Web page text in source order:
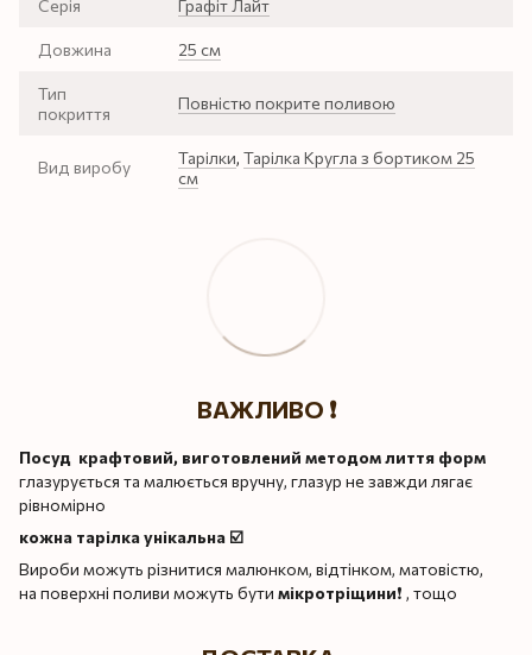
Серія Графіт Лайт
Довжина 25 см
Тип
покриття
Повністю покрите поливою
Вид виробу Тарілки, Тарілка Кругла з бортиком 25
см
ВАЖЛИВО ❗️
Посуд крафтовий, виготовлений методом лиття форм
глазурується та малюється вручну, глазур не завжди лягає
рівномірно
кожна тарілка унікальна ☑️
Вироби можуть різнитися малюнком, відтінком, матовістю,
на поверхні поливи можуть бути мікротріщини❗️ , тощо